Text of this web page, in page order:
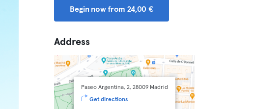
Begin now from 24,00 €
Address
Paseo Argentina, 2, 28009 Madrid
Get directions